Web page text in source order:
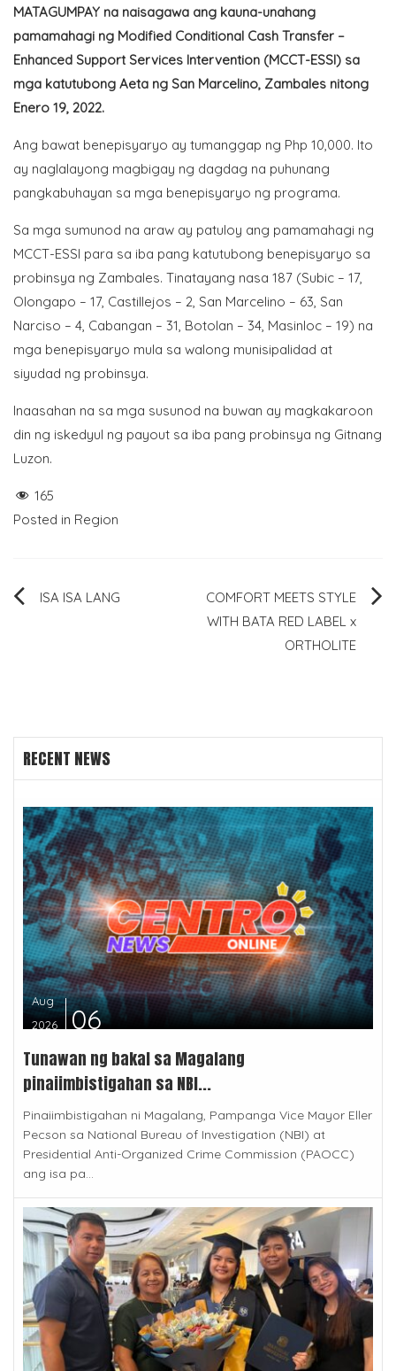
MATAGUMPAY na naisagawa ang kauna-unahang
pamamahagi ng Modified Conditional Cash Transfer –
Enhanced Support Services Intervention (MCCT-ESSI) sa
mga katutubong Aeta ng San Marcelino, Zambales nitong
Enero 19, 2022.
Ang bawat benepisyaryo ay tumanggap ng Php 10,000. Ito
ay naglalayong magbigay ng dagdag na puhunang
pangkabuhayan sa mga benepisyaryo ng programa.
Sa mga sumunod na araw ay patuloy ang pamamahagi ng
MCCT-ESSI para sa iba pang katutubong benepisyaryo sa
probinsya ng Zambales. Tinatayang nasa 187 (Subic – 17,
Olongapo – 17, Castillejos – 2, San Marcelino – 63, San
Narciso – 4, Cabangan – 31, Botolan – 34, Masinloc – 19) na
mga benepisyaryo mula sa walong munisipalidad at
siyudad ng probinsya.
Inaasahan na sa mga susunod na buwan ay magkakaroon
din ng iskedyul ng payout sa iba pang probinsya ng Gitnang
Luzon.
165
Posted in Region
PostISA ISA LANG
COMFORT MEETS STYLE
WITH BATA RED LABEL x
ORTHOLITE
RECENT NEWS
Aug
2026
06
Tunawan ng bakal sa Magalang
pinaiimbistigahan sa NBI...
Pinaiimbistigahan ni Magalang, Pampanga Vice Mayor Eller
Pecson sa National Bureau of Investigation (NBI) at
Presidential Anti-Organized Crime Commission (PAOCC)
ang isa pa...